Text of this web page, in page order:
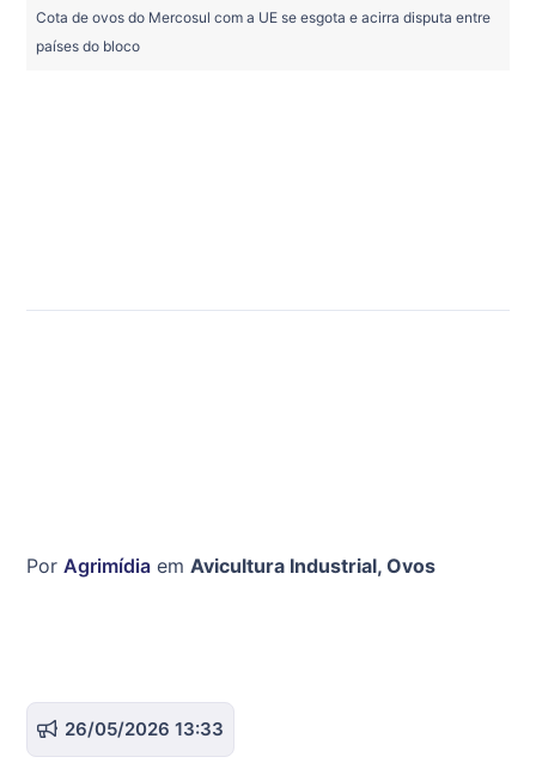
Cota de ovos do Mercosul com a UE se esgota e acirra disputa entre
países do bloco
Por Agrimídia em Avicultura Industrial, Ovos
26/05/2026 13:33